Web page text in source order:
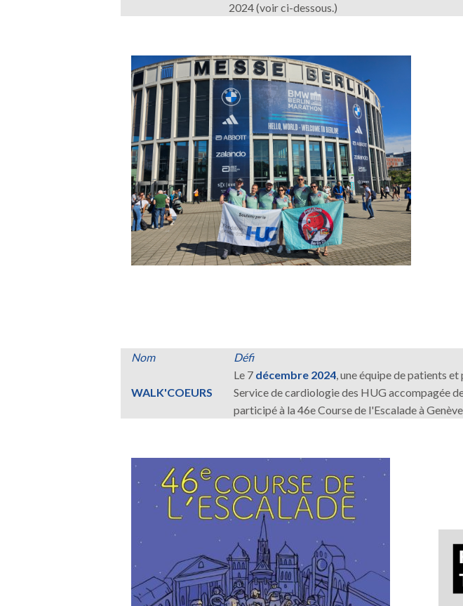
2024 (voir ci-dessous.)
Nom Défi
WALK'COEURS
Le 7 décembre 2024, une équipe de patients et
Service de cardiologie des HUG accompagée
participé à la 46e Course de l'Escalade à
Image